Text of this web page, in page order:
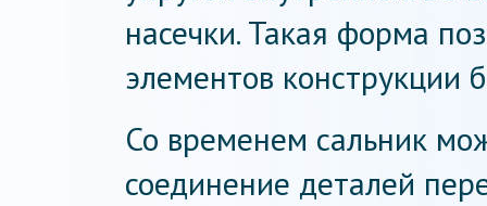
насечки. Такая форма
элементов конструкции
Со временем сальник
соединение деталей